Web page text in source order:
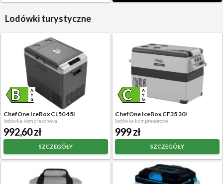
Lodówki turystyczne
ChefOne IceBox CL50 45l
lodówka kompresorowa
992,60 zł
SZCZEGÓŁY
ChefOne IceBox CF35 30l
lodówka kompresorowa
999 zł
SZCZEGÓŁY